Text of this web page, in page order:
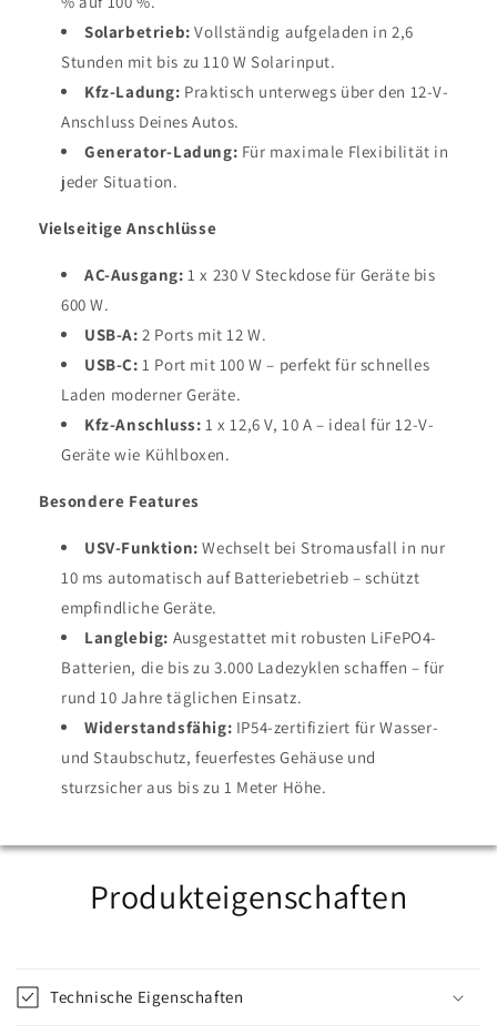
Solarbetrieb: Vollständig aufgeladen in 2,6
Stunden mit bis zu 110 W Solarinput.
Kfz-Ladung: Praktisch unterwegs über den 12-V-
Anschluss Deines Autos.
Generator-Ladung: Für maximale Flexibilität in
jeder Situation.
Vielseitige Anschlüsse
AC-Ausgang: 1 x 230 V Steckdose für Geräte bis
600 W.
USB-A: 2 Ports mit 12 W.
USB-C: 1 Port mit 100 W – perfekt für schnelles
Laden moderner Geräte.
Kfz-Anschluss: 1 x 12,6 V, 10 A – ideal für 12-V-
Geräte wie Kühlboxen.
Besondere Features
USV-Funktion: Wechselt bei Stromausfall in nur
10 ms automatisch auf Batteriebetrieb – schützt
empfindliche Geräte.
Langlebig: Ausgestattet mit robusten LiFePO4-
Batterien, die bis zu 3.000 Ladezyklen schaffen – für
rund 10 Jahre täglichen Einsatz.
Widerstandsfähig: IP54-zertifiziert für Wasser-
und Staubschutz, feuerfestes Gehäuse und
sturzsicher aus bis zu 1 Meter Höhe.
Produkteigenschaften
Technische Eigenschaften